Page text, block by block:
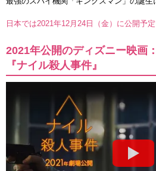
日本では2021年12月24日（金）に公開予定
2021年公開のディズニー映画
『ナイル殺人事件』